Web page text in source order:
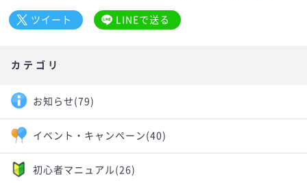
ツイート LINEで送る
カテゴリ
お知らせ (79)
イベント・キャンペーン (40)
初心者マニュアル(26)